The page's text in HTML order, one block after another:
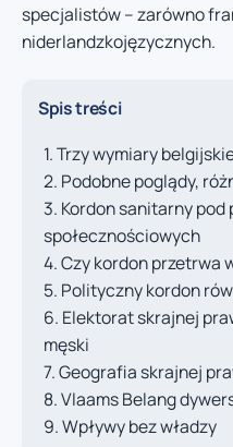
specjalistów – zarówno
niderlandzkojęzycznych.
Spis treści
Trzy wymiary
Podobne poglądy,
Kordon sanitarny pod
społecznościowych
Czy kordon przetrwa
Polityczny kordon
Elektorat skrajnej
męski
Geografia skrajnej
Vlaams Belang
Wpływy bez władzy